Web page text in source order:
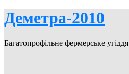
Деметра-2010
Багатопрофільне фермерське угіддя